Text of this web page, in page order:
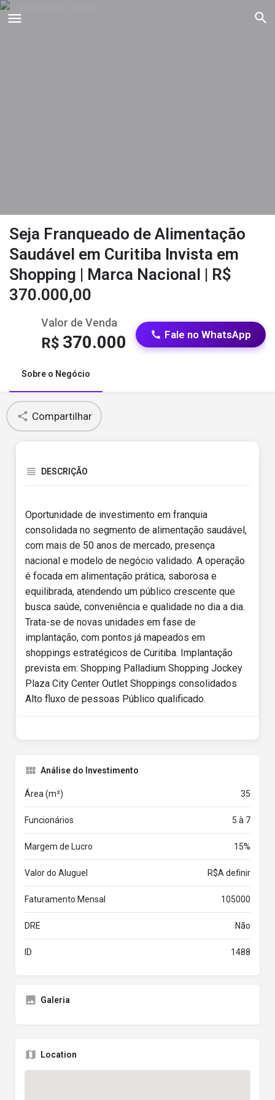
Seja Franqueado de Alimentação
Saudável em Curitiba Invista em
Shopping | Marca Nacional | R$
370.000,00
Valor de Venda
R$ 370.000 Fale no WhatsApp
Sobre o Negócio
Compartilhar
DESCRIÇÃO
Oportunidade de investimento em franquia
consolidada no segmento de alimentação saudável,
com mais de 50 anos de mercado, presença
nacional e modelo de negócio validado. A operação
é focada em alimentação prática, saborosa e
equilibrada, atendendo um público crescente que
busca saúde, conveniência e qualidade no dia a dia.
Trata-se de novas unidades em fase de
implantação, com pontos já mapeados em
shoppings estratégicos de Curitiba. Implantação
prevista em: Shopping Palladium Shopping Jockey
Plaza City Center Outlet Shoppings consolidados
Alto fluxo de pessoas Público qualificado.
Análise do Investimento
Área (m²) 35
Funcionários 5 à 7
Margem de Lucro 15%
Valor do Aluguel R$A definir
Faturamento Mensal 105000
DRE Não
ID 1488
Galeria
Location